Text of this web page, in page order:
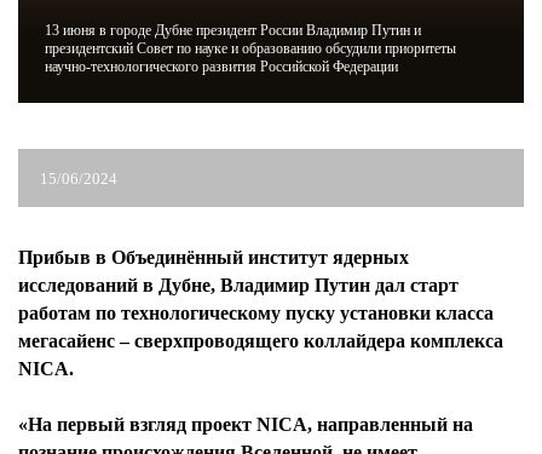
13 июня в городе Дубне президент России Владимир Путин и
президентский Совет по науке и образованию обсудили приоритеты
научно-технологического развития Российской Федерации
15/06/2024
Прибыв в Объединённый институт ядерных
исследований в Дубне, Владимир Путин дал старт
работам по технологическому пуску установки класса
мегасайенс – сверхпроводящего коллайдера комплекса
NICA.
«На первый взгляд проект NICA, направленный на